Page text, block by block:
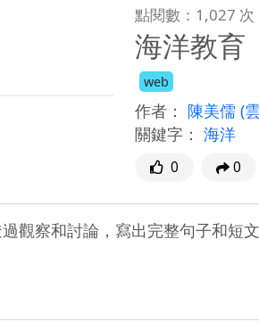
點閱數：1,027 次
海洋教育
web
作者： 陳美儒 (
關鍵字： 海洋
0 0
觀察和討論，寫出完整句子和短文